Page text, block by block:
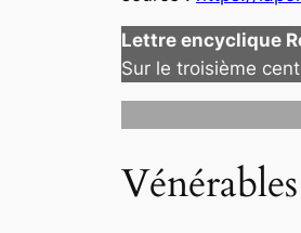
Lettre encyclique
Sur le troisième